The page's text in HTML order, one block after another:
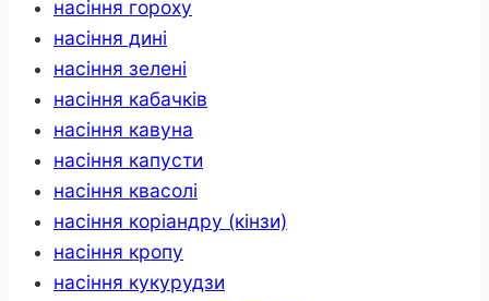
насіння гороху
насіння дині
насіння зелені
насіння кабачків
насіння кавуна
насіння капусти
насіння квасолі
насіння коріандру (кінзи)
насіння кропу
насіння кукурудзи